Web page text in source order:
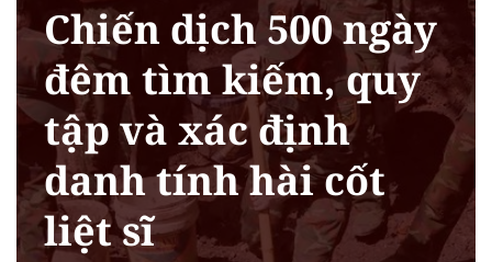
Chiến dịch 500 ngày
đêm tìm kiếm, quy
tập và xác định
danh tính hài cốt
liệt sĩ